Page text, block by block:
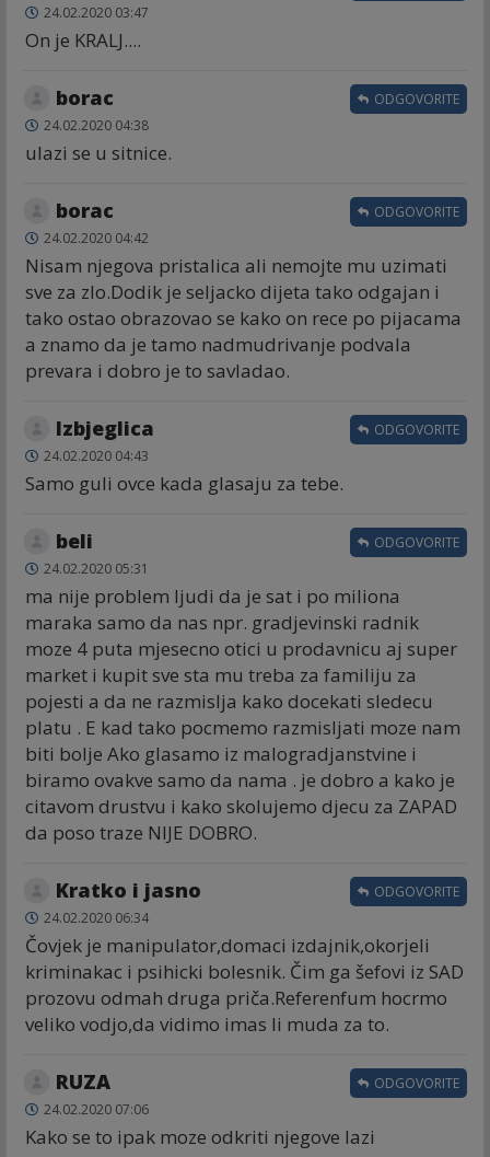
24.02.2020 03:47
On je KRALJ....
borac
24.02.2020 04:38
ulazi se u sitnice.
ODGOVORITE
borac
24.02.2020 04:42
Nisam njegova pristalica ali nemojte mu uzimati
sve za zlo.Dodik je seljacko dijeta tako odgajan i
tako ostao obrazovao se kako on rece po pijacama
a znamo da je tamo nadmudrivanje podvala
prevara i dobro je to savladao.
ODGOVORITE
Izbjeglica
24.02.2020 04:43
Samo guli ovce kada glasaju za tebe.
ODGOVORITE
beli
24.02.2020 05:31
ma nije problem ljudi da je sat i po miliona
maraka samo da nas npr. gradjevinski radnik
moze 4 puta mjesecno otici u prodavnicu aj super
market i kupit sve sta mu treba za familiju za
pojesti a da ne razmislja kako docekati sledecu
platu . E kad tako pocmemo razmisljati moze nam
biti bolje Ako glasamo iz malogradjanstvine i
biramo ovakve samo da nama . je dobro a kako je
citavom drustvu i kako skolujemo djecu za ZAPAD
da poso traze NIJE DOBRO.
ODGOVORITE
Kratko i jasno
24.02.2020 06:34
Čovjek je manipulator,domaci izdajnik,okorjeli
kriminakac i psihicki bolesnik. Čim ga šefovi iz SAD
prozovu odmah druga priča.Referenfum hocrmo
veliko vodjo,da vidimo imas li muda za to.
ODGOVORITE
RUZA
24.02.2020 07:06
Kako se to ipak moze odkriti njegove lazi
ODGOVORITE